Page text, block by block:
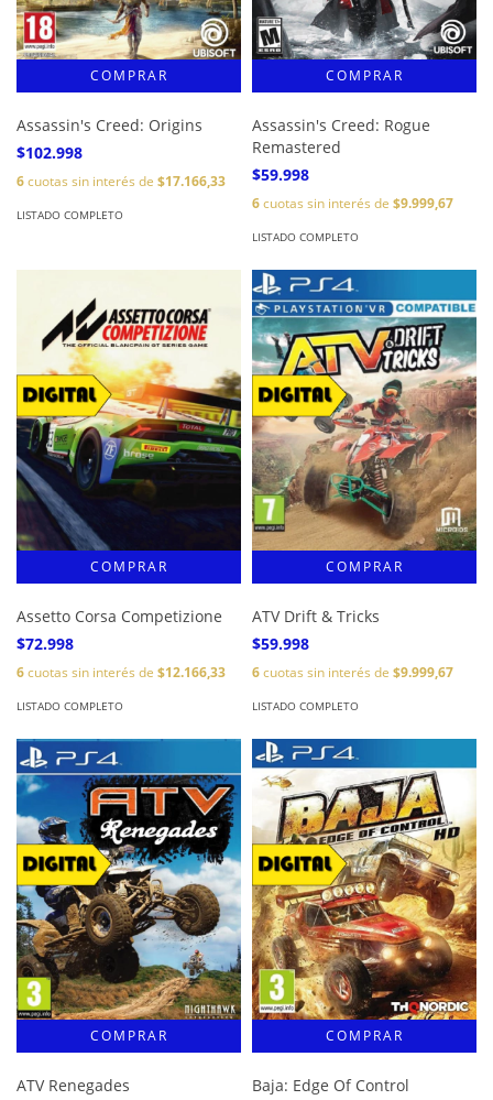
Assassin's Creed: Origins
$102.998
6cuotas sin interés de $17.166,33
LISTADO COMPLETO
Assassin's Creed: Rogue
Remastered
$59.998
6cuotas sin interés de $9.999,67
LISTADO COMPLETO
Assetto Corsa Competizione
$72.998
6cuotas sin interés de $12.166,33
LISTADO COMPLETO
ATV Drift & Tricks
$59.998
6cuotas sin interés de $9.999,67
LISTADO COMPLETO
ATV Renegades
Baja: Edge Of Control